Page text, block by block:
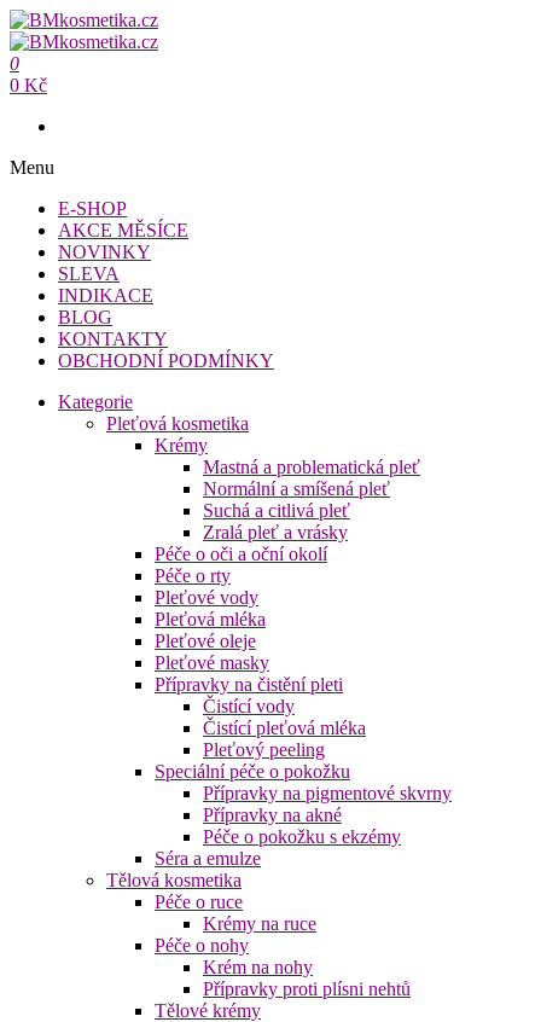
Přeskočit
na
obsah
BMkosmetika.cz
BMkosmetika.cz
0
0 Kč
Menu
E-SHOP
AKCE MĚSÍCE
NOVINKY
SLEVA
INDIKACE
BLOG
KONTAKTY
OBCHODNÍ PODMÍNKY
Kategorie
Pleťová kosmetika
Krémy
Mastná a problematická pleť
Normální a smíšená pleť
Suchá a citlivá pleť
Zralá pleť a vrásky
Péče o oči a oční okolí
Péče o rty
Pleťové vody
Pleťová mléka
Pleťové oleje
Pleťové masky
Přípravky na čistění pleti
Čistící vody
Čistící pleťová mléka
Pleťový peeling
Speciální péče o pokožku
Přípravky na pigmentové skvrny
Přípravky na akné
Péče o pokožku s ekzémy
Séra a emulze
Tělová kosmetika
Péče o ruce
Krémy na ruce
Péče o nohy
Krém na nohy
Přípravky proti plísni nehtů
Tělové krémy